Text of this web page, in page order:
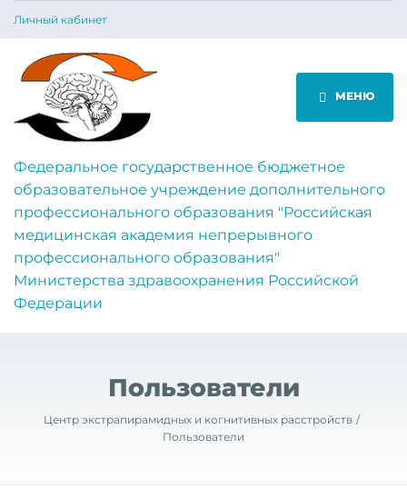
Личный кабинет
МЕНЮ
Федеральное государственное бюджетное
образовательное учреждение дополнительного
профессионального образования "Российская
медицинская академия непрерывного
профессионального образования"
Министерства здравоохранения Российской
Федерации
Пользователи
Центр экстрапирамидных и когнитивных расстройств
Пользователи